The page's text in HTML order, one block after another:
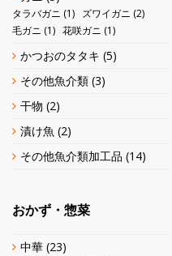
タラバガニ (1) ズワイガニ (2)
毛ガニ (1) 花咲ガニ (1)
かつおのタタキ (5)
その他魚介類 (3)
干物 (2)
漬け魚 (2)
その他魚介類加工品 (14)
おかず・惣菜
中華 (23)